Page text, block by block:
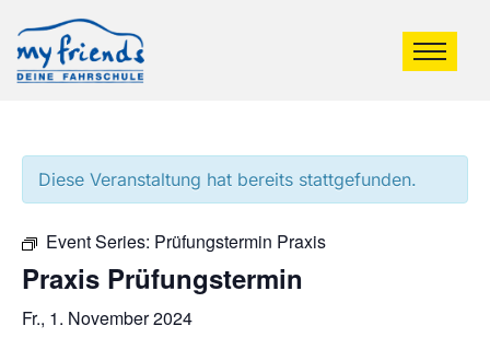
Diese Veranstaltung hat bereits stattgefunden.
Event Series: Prüfungstermin Praxis
Praxis Prüfungstermin
Fr., 1. November 2024